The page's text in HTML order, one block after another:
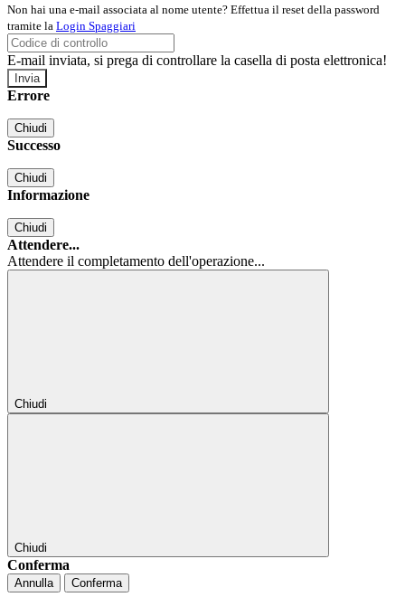
Non hai una e-mail associata al nome utente? Effettua il reset della password
tramite la Login Spaggiari
E-mail inviata, si prega di controllare la casella di posta elettronica!
Errore
Chiudi
Successo
Chiudi
Informazione
Chiudi
Attendere...
Attendere il completamento dell'operazione...
Chiudi
Chiudi
Conferma
Annulla Conferma